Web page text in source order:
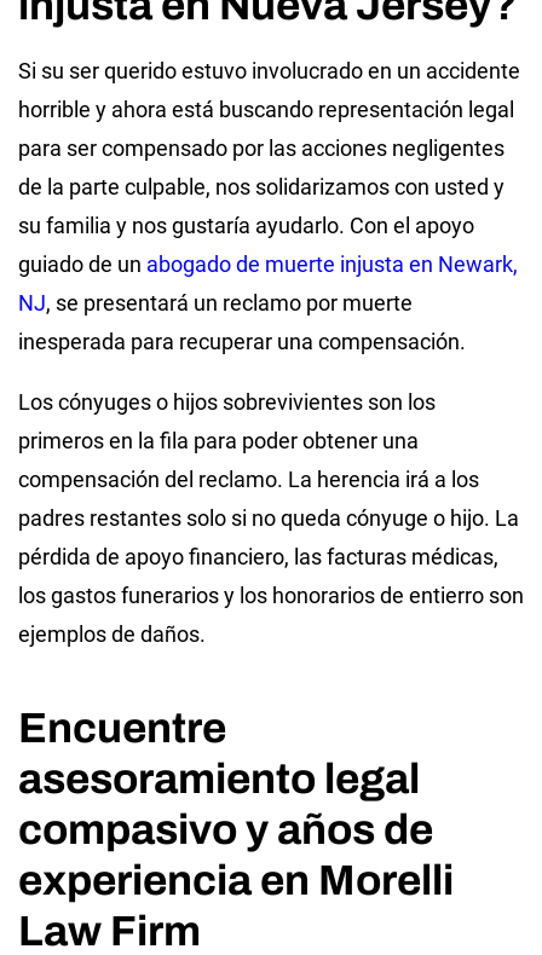
Si su ser querido estuvo involucrado en un accidente
horrible y ahora está buscando representación legal
para ser compensado por las acciones negligentes
de la parte culpable, nos solidarizamos con usted y
su familia y nos gustaría ayudarlo. Con el apoyo
guiado de un abogado de muerte injusta en Newark,
NJ, se presentará un reclamo por muerte
inesperada para recuperar una compensación.
Los cónyuges o hijos sobrevivientes son los
primeros en la fila para poder obtener una
compensación del reclamo. La herencia irá a los
padres restantes solo si no queda cónyuge o hijo. La
pérdida de apoyo financiero, las facturas médicas,
los gastos funerarios y los honorarios de entierro son
ejemplos de daños.
Encuentre
asesoramiento legal
compasivo y años de
experiencia en Morelli
Law Firm